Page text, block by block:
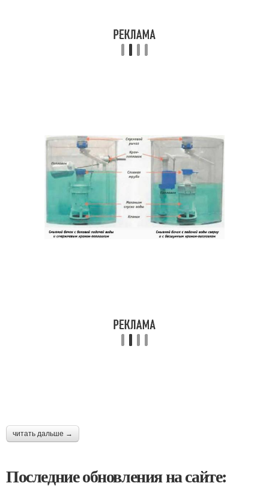
читать дальше →
Последние обновления на сайте: